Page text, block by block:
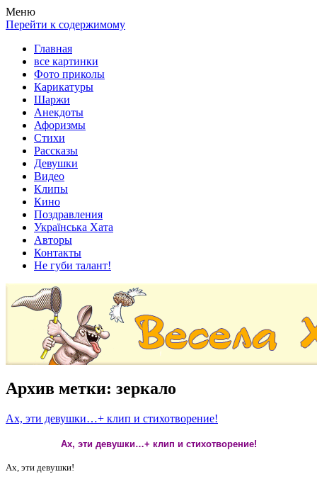
Весела хата — прикольные картинки, смешные истории,
клипы!
Покажем всем ваши фото приколы, карикатуры, шаржи, стихи,
рассказы, видео и песни!
Меню
Перейти к содержимому
Главная
все картинки
Фото приколы
Карикатуры
Шаржи
Анекдоты
Афоризмы
Стихи
Рассказы
Девушки
Видео
Клипы
Кино
Поздравления
Українська Хата
Авторы
Контакты
Не губи талант!
Архив метки: зеркало
Ах, эти девушки…+ клип и стихотворение!
Ах, эти девушки…+ клип и стихотворение!
Ах, эти девушки!